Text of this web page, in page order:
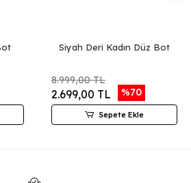
Siyah Deri Kadın Düz Bot
8.999,00 TL
2.699,00 TL %70
Sepete Ekle